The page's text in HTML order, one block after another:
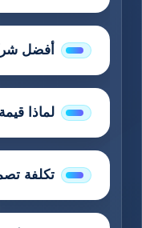
أفضل
لماذا
تكلفة